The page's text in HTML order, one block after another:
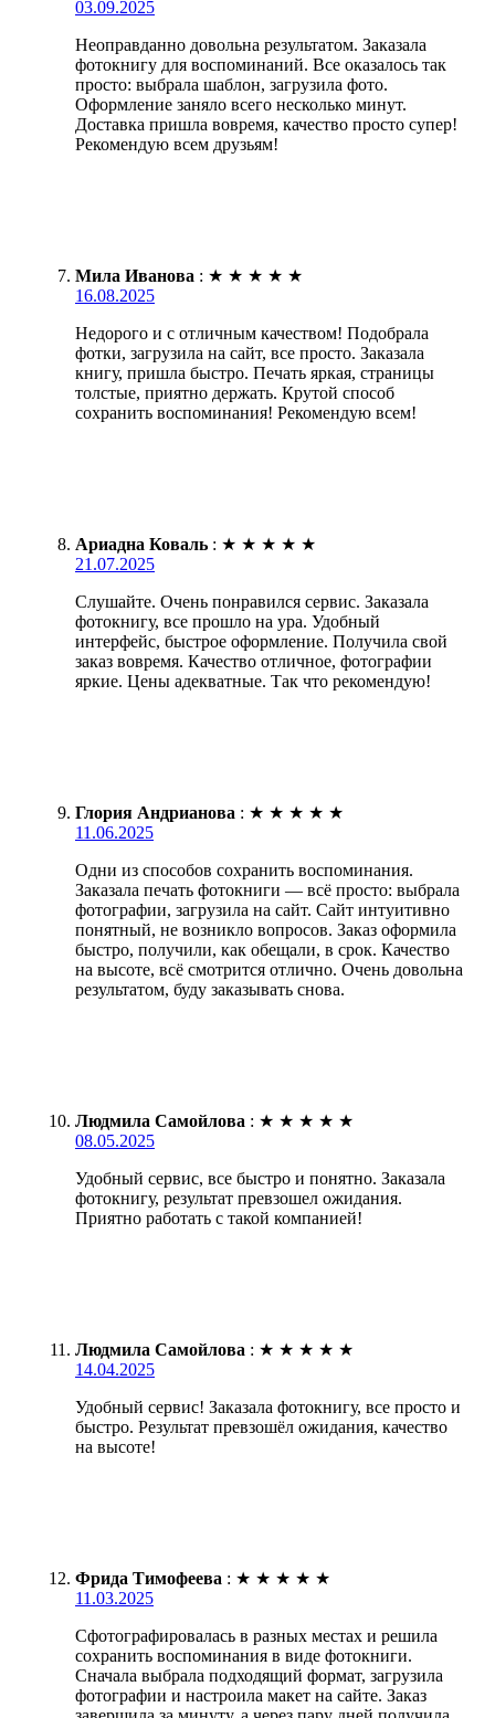
03.09.2025
Неоправданно довольна результатом. Заказала
фотокнигу для воспоминаний. Все оказалось так
просто: выбрала шаблон, загрузила фото.
Оформление заняло всего несколько минут.
Доставка пришла вовремя, качество просто супер!
Рекомендую всем друзьям!
Мила Иванова : ★ ★ ★ ★ ★
16.08.2025
Недорого и с отличным качеством! Подобрала
фотки, загрузила на сайт, все просто. Заказала
книгу, пришла быстро. Печать яркая, страницы
толстые, приятно держать. Крутой способ
сохранить воспоминания! Рекомендую всем!
Ариадна Коваль : ★ ★ ★ ★ ★
21.07.2025
Слушайте. Очень понравился сервис. Заказала
фотокнигу, все прошло на ура. Удобный
интерфейс, быстрое оформление. Получила свой
заказ вовремя. Качество отличное, фотографии
яркие. Цены адекватные. Так что рекомендую!
Глория Андрианова : ★ ★ ★ ★ ★
11.06.2025
Одни из способов сохранить воспоминания.
Заказала печать фотокниги — всё просто: выбрала
фотографии, загрузила на сайт. Сайт интуитивно
понятный, не возникло вопросов. Заказ оформила
быстро, получили, как обещали, в срок. Качество
на высоте, всё смотрится отлично. Очень довольна
результатом, буду заказывать снова.
Людмила Самойлова : ★ ★ ★ ★ ★
08.05.2025
Удобный сервис, все быстро и понятно. Заказала
фотокнигу, результат превзошел ожидания.
Приятно работать с такой компанией!
Людмила Самойлова : ★ ★ ★ ★ ★
14.04.2025
Удобный сервис! Заказала фотокнигу, все просто и
быстро. Результат превзошёл ожидания, качество
на высоте!
Фрида Тимофеева : ★ ★ ★ ★ ★
11.03.2025
Сфотографировалась в разных местах и решила
сохранить воспоминания в виде фотокниги.
Сначала выбрала подходящий формат, загрузила
фотографии и настроила макет на сайте. Заказ